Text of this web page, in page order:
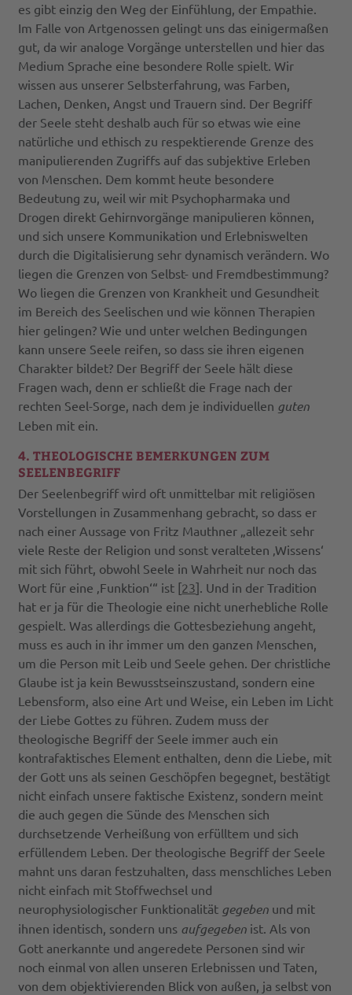
es gibt einzig den Weg der Einfühlung, der Empathie.
Im Falle von Artgenossen gelingt uns das einigermaßen
gut, da wir analoge Vorgänge unterstellen und hier das
Medium Sprache eine besondere Rolle spielt. Wir
wissen aus unserer Selbsterfahrung, was Farben,
Lachen, Denken, Angst und Trauern sind. Der Begriff
der Seele steht deshalb auch für so etwas wie eine
natürliche und ethisch zu respektierende Grenze des
manipulierenden Zugriffs auf das subjektive Erleben
von Menschen. Dem kommt heute besondere
Bedeutung zu, weil wir mit Psychopharmaka und
Drogen direkt Gehirnvorgänge manipulieren können,
und sich unsere Kommunikation und Erlebniswelten
durch die Digitalisierung sehr dynamisch verändern. Wo
liegen die Grenzen von Selbst- und Fremdbestimmung?
Wo liegen die Grenzen von Krankheit und Gesundheit
im Bereich des Seelischen und wie können Therapien
hier gelingen? Wie und unter welchen Bedingungen
kann unsere Seele reifen, so dass sie ihren eigenen
Charakter bildet? Der Begriff der Seele hält diese
Fragen wach, denn er schließt die Frage nach der
rechten Seel-Sorge, nach dem je individuellen guten
Leben mit ein.
4. THEOLOGISCHE BEMERKUNGEN ZUM
SEELENBEGRIFF
Der Seelenbegriff wird oft unmittelbar mit religiösen
Vorstellungen in Zusammenhang gebracht, so dass er
nach einer Aussage von Fritz Mauthner „allezeit sehr
viele Reste der Religion und sonst veralteten ‚Wissens‘
mit sich führt, obwohl Seele in Wahrheit nur noch das
Wort für eine ‚Funktion‘“ ist [23]. Und in der Tradition
hat er ja für die Theologie eine nicht unerhebliche Rolle
gespielt. Was allerdings die Gottesbeziehung angeht,
muss es auch in ihr immer um den ganzen Menschen,
um die Person mit Leib und Seele gehen. Der christliche
Glaube ist ja kein Bewusstseinszustand, sondern eine
Lebensform, also eine Art und Weise, ein Leben im Licht
der Liebe Gottes zu führen. Zudem muss der
theologische Begriff der Seele immer auch ein
kontrafaktisches Element enthalten, denn die Liebe, mit
der Gott uns als seinen Geschöpfen begegnet, bestätigt
nicht einfach unsere faktische Existenz, sondern meint
die auch gegen die Sünde des Menschen sich
durchsetzende Verheißung von erfülltem und sich
erfüllendem Leben. Der theologische Begriff der Seele
mahnt uns daran festzuhalten, dass menschliches Leben
nicht einfach mit Stoffwechsel und
neurophysiologischer Funktionalität gegeben und mit
ihnen identisch, sondern uns aufgegeben ist. Als von
Gott anerkannte und angeredete Personen sind wir
noch einmal von allen unseren Erlebnissen und Taten,
von dem objektivierenden Blick von außen, ja selbst von